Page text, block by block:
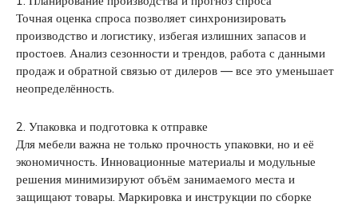
Точная оценка спроса позволяет синхронизировать
производство и логистику, избегая излишних запасов и
простоев. Анализ сезонности и трендов, работа с данными
продаж и обратной связью от дилеров — все это уменьшает
неопределённость.
2. Упаковка и подготовка к отправке
Для мебели важна не только прочность упаковки, но и её
экономичность. Инновационные материалы и модульные
решения минимизируют объём занимаемого места и
защищают товары. Маркировка и инструкции по сборке